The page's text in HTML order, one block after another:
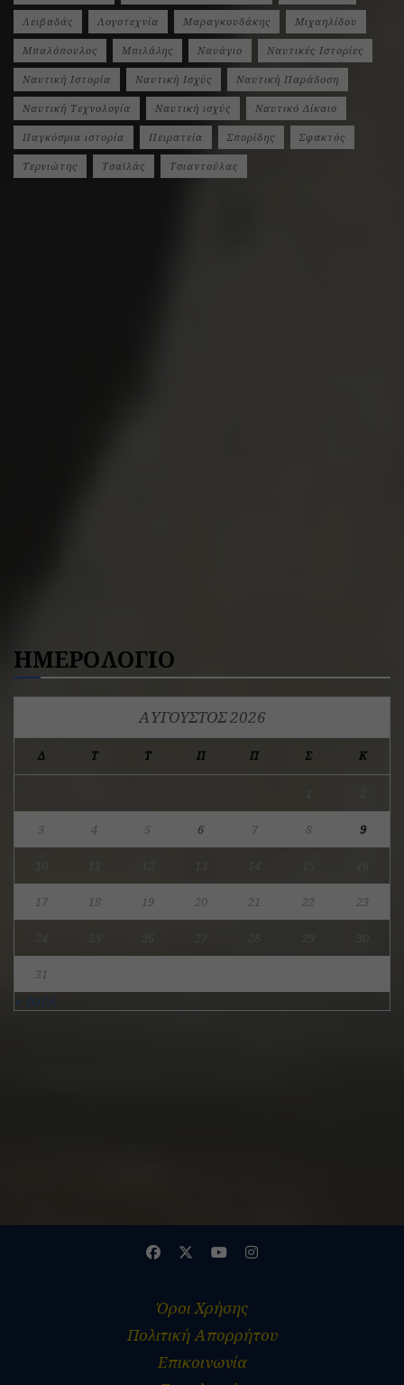
Λειβαδάς Λογοτεχνία Μαραγκουδάκης Μιχαηλίδου
Μπαλόπουλος Μπιλάλης Ναυάγιο Ναυτικές Ιστορίες
Ναυτική Ιστορία Ναυτική Ισχύς Ναυτική Παράδοση
Ναυτική Τεχνολογία Ναυτική ισχύς Ναυτικό Δίκαιο
Παγκόσμια ιστορία Πειρατεία Σπορίδης Σφακτός
Τερνιώτης Τσαϊλάς Τσιαντούλας
ΗΜΕΡΟΛΟΓΙΟ
ΑΎΓΟΥΣΤΟΣ 2026
Δ Τ Τ Π Π Σ Κ
3 4 5 6 7 8 9
17 18 19 20 21 22 23
31
« Ιούλ
Όροι Χρήσης
Πολιτική Απορρήτου
Επικοινωνία